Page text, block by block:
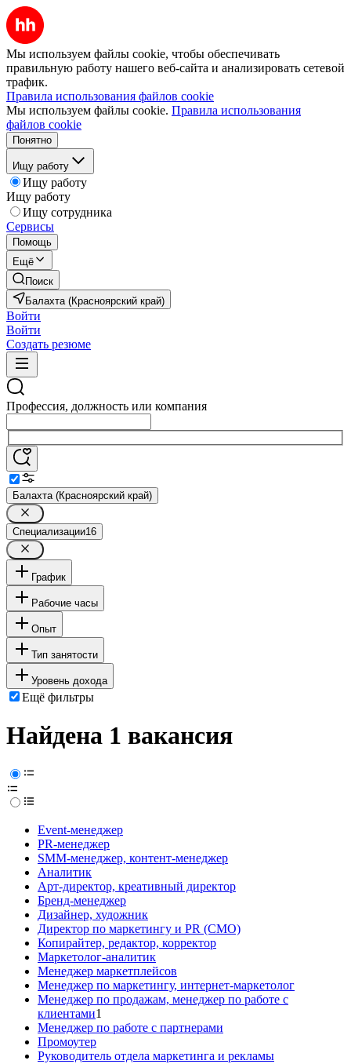
Мы используем файлы cookie, чтобы обеспечивать
правильную работу нашего веб-сайта и анализировать сетевой
трафик.
Правила использования файлов cookie
Мы используем файлы cookie. Правила использования
файлов cookie
Понятно
Ищу работу
Ищу работу
Ищу работу
Ищу сотрудника
Сервисы
Помощь
Ещё
Поиск
Балахта (Красноярский край)
Войти
Войти
Создать резюме
Профессия, должность или компания
Балахта (Красноярский край)
Специализации16
График
Рабочие часы
Опыт
Тип занятости
Уровень дохода
Ещё фильтры
Найдена 1 вакансия
Event-менеджер
PR-менеджер
SMM-менеджер, контент-менеджер
Аналитик
Арт-директор, креативный директор
Бренд-менеджер
Дизайнер, художник
Директор по маркетингу и PR (CMO)
Копирайтер, редактор, корректор
Маркетолог-аналитик
Менеджер маркетплейсов
Менеджер по маркетингу, интернет-маркетолог
Менеджер по продажам, менеджер по работе с
клиентами1
Менеджер по работе с партнерами
Промоутер
Руководитель отдела маркетинга и рекламы